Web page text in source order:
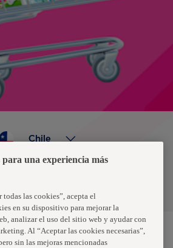
privacidad de datos
Chile
para una experiencia más
las cookies”, acepta el
en su dispositivo para mejorar la
analizar el uso del sitio web y ayudar con
Al “Aceptar las cookies necesarias”,
sin las mejoras mencionadas